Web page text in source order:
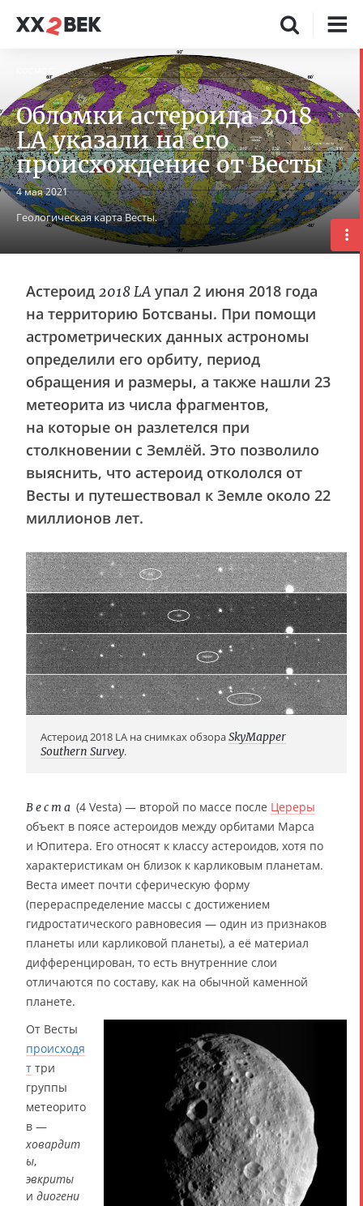
Обломки астероида 2018
LA указали на его
происхождение от Весты
4 мая 2021
Геологическая карта Весты.
Астероид 2018 LA упал 2 июня 2018 года
на территорию Ботсваны. При помощи
астрометрических данных астрономы
определили его орбиту, период
обращения и размеры, а также нашли 23
метеорита из числа фрагментов,
на которые он разлетелся при
столкновении с Землёй. Это позволило
выяснить, что астероид откололся от
Весты и путешествовал к Земле около 22
миллионов лет.
Астероид 2018 LA на снимках обзораSkyMapper
Southern Survey.
Веста (4 Vesta) — второй по массе после Цереры
объект в поясе астероидов между орбитами Марса
и Юпитера. Его относят к классу астероидов, хотя по
характеристикам он близок к карликовым планетам.
Веста имеет почти сферическую форму
(перераспределение массы с достижением
гидростатического равновесия — один из признаков
планеты или карликовой планеты), а её материал
дифференцирован, то есть внутренние слои
отличаются по составу, как на обычной каменной
планете.
От Весты
происходя
т три
группы
метеорито
в —
ховардит
ы,
эвкриты
и диогени